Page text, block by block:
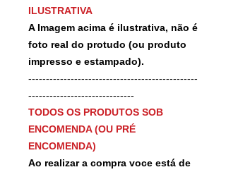
ILUSTRATIVA
A Imagem acima é ilustrativa, não é
foto real do protudo (ou produto
impresso e estampado).
------------------------------------------------
------------------------------
TODOS OS PRODUTOS SOB
ENCOMENDA (OU PRÉ
ENCOMENDA)
Ao realizar a compra voce está de